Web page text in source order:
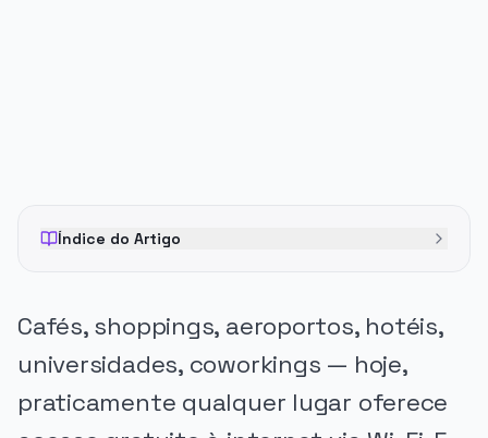
Índice do Artigo
Cafés, shoppings, aeroportos, hotéis,
universidades, coworkings — hoje,
praticamente qualquer lugar oferece